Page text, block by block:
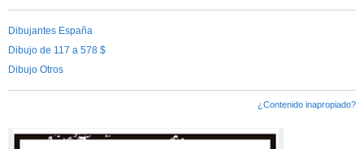
Dibujantes España
Dibujo de 117 a 578 $
Dibujo Otros
¿Contenido inapropiado?